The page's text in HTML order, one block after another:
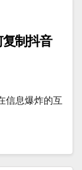
制抖音
信息爆炸的互